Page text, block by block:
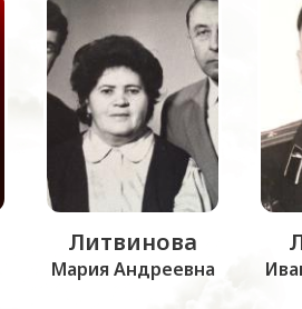
Литвинова
Мария Андреевна